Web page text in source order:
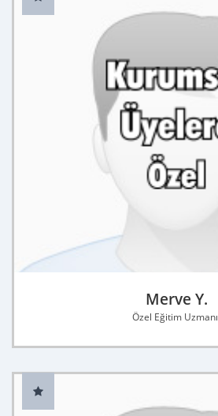
Merve Y.
Özel Eğitim Uzmanı